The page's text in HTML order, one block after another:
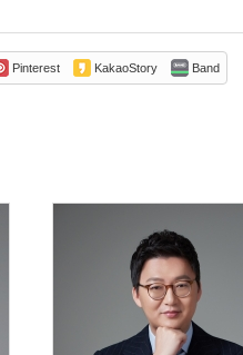
Pinterest KakaoStory Band